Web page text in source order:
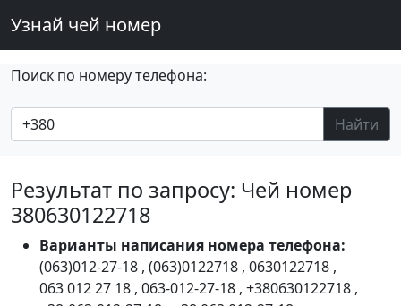
Узнай чей номер
Поиск по номеру телефона:
Найти
Результат по запросу: Чей номер
380630122718
Варианты написания номера телефона:
(063)012-27-18 , (063)0122718 , 0630122718 ,
063 012 27 18 , 063-012-27-18 , +380630122718 ,